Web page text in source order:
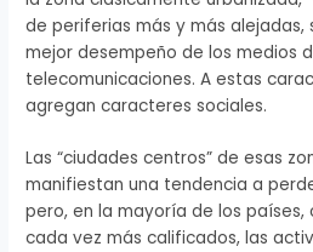
de periferias más y más
mejor desempeño de los medios
telecomunicaciones. A estas
agregan caracteres sociales.
Las “ciudades centros” de esas
manifiestan una tendencia a
pero, en la mayoría de los
cada vez más calificados, las